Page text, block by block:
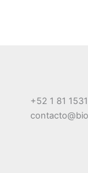
+52 1 81